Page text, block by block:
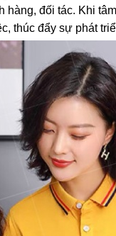
đối tác. Khi
thúc đẩy sự phát